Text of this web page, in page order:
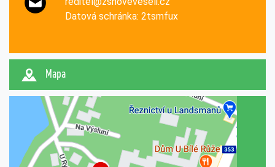
Datová schránka: 2tsmfux
Mapa